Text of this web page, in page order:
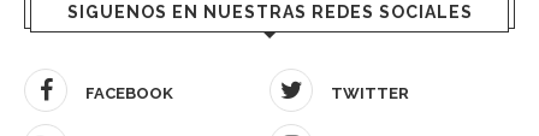
SIGUENOS EN NUESTRAS REDES SOCIALES
FACEBOOK TWITTER